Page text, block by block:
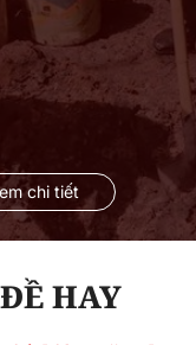
chi tiết
HAY